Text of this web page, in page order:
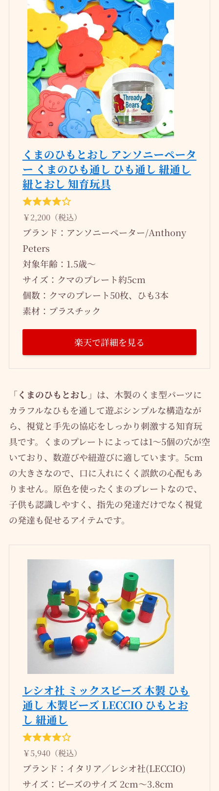
くまのひもとおし アンソニーペータ
ー くまのひも通し ひも通し 紐通し
紐とおし 知育玩具
￥2,200（税込）
ブランド：アンソニーペーター/Anthony
Peters
対象年齢：1.5歳～
サイズ：クマのプレート約5cm
個数：クマのプレート50枚、ひも3本
素材：プラスチック
楽天で詳細を見る
「くまのひもとおし」 は、木製のくま型パーツに
カラフルなひもを通して遊ぶシンプルな構造なが
ら、視覚と手先の協応をしっかり刺激する知育玩
具です。くまのプレートによっては1〜5個の穴が空
いており、数遊びや紐遊びに適しています。5cm
の大きさなので、口に入れにくく誤飲の心配もあ
りません。原色を使ったくまのプレートなので、
子供も認識しやすく、指先の発達だけでなく視覚
の発達も促せるアイテムです。
レシオ社 ミックスビーズ 木製 ひも
通し 木製ビーズ LECCIO ひもとお
し 紐通し
￥5,940（税込）
ブランド：イタリア／レシオ社(LECCIO)
サイズ：ビーズのサイズ 2cm～3.8cm